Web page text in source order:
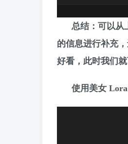
总结：可以从
的信息进行补充
好看，此时我们
使用美女 Lora